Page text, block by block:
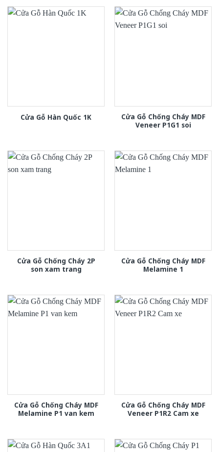
Cửa Gỗ Hàn Quốc 1K
Cửa Gỗ Chống Cháy MDF
Veneer P1G1 soi
Cửa Gỗ Chống Cháy 2P
son xam trang
Cửa Gỗ Chống Cháy MDF
Melamine 1
Cửa Gỗ Chống Cháy MDF
Melamine P1 van kem
Cửa Gỗ Chống Cháy MDF
Veneer P1R2 Cam xe